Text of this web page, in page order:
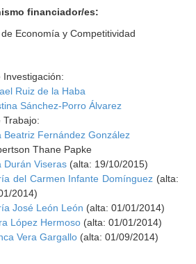
financiador/es:
Economía y Competitividad
Investigación:
Ruiz de la Haba
Sánchez-Porro Álvarez
Trabajo:
Beatriz Fernández González
Thane Papke
Durán Viseras(alta: 19/10/2015)
del Carmen Infante Domínguez (alta:
2014)
José León León (alta: 01/01/2014)
López Hermoso(alta: 01/01/2014)
Vera Gargallo(alta: 01/09/2014)